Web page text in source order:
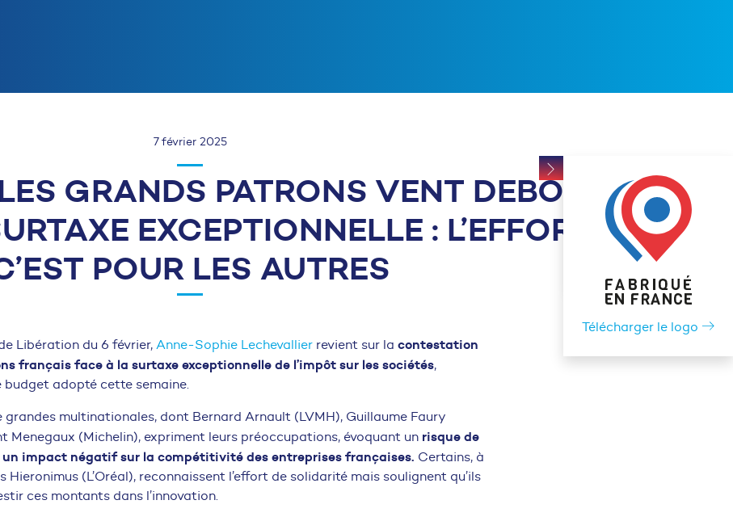
7 février 2025
GRANDS PATRONS VENT DEBOUT
EXCEPTIONNELLE : L’EFFORT,
POUR LES AUTRES
Libération du 6 février, Anne-Sophie Lechevallier revient sur la contestation
français face à la surtaxe exceptionnelle de l’impôt sur les sociétés,
adopté cette semaine.
grandes multinationales, dont Bernard Arnault (LVMH), Guillaume Faury
Menegaux (Michelin), expriment leurs préoccupations, évoquant un risque de
impact négatif sur la compétitivité des entreprises françaises. Certains, à
Hieronimus (L’Oréal), reconnaissent l’effort de solidarité mais soulignent qu’ils
ces montants dans l’innovation.
Télécharger le logo